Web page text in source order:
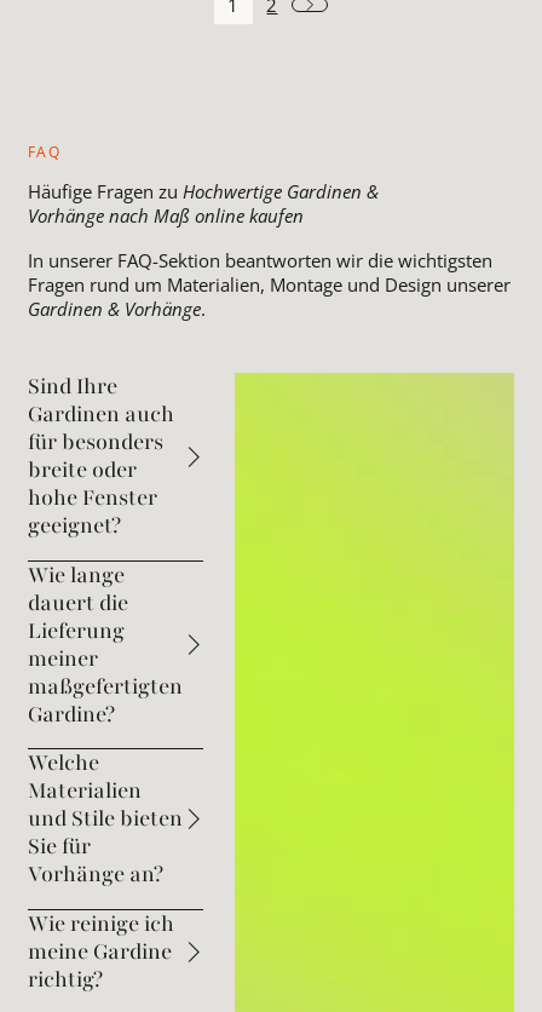
1 2
FAQ
Häufige Fragen zu Hochwertige Gardinen &
Vorhänge nach Maß online kaufen
In unserer FAQ-Sektion beantworten wir die wichtigsten
Fragen rund um Materialien, Montage und Design unserer
Gardinen & Vorhänge.
Sind Ihre
Gardinen auch
für besonders
breite oder
hohe Fenster
geeignet?
Wie lange
dauert die
Lieferung
meiner
maßgefertigten
Gardine?
Welche
Materialien
und Stile bieten
Sie für
Vorhänge an?
Wie reinige ich
meine Gardine
richtig?